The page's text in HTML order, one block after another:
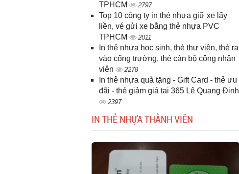
TPHCM
2797
Top 10 công ty in thẻ nhựa giữ xe lấy
liền, vé gửi xe bằng thẻ nhựa PVC
TPHCM
2011
In thẻ nhựa học sinh, thẻ thư viện, thẻ ra
vào cổng trường, thẻ cán bộ công nhân
viên
2278
In thẻ nhựa quà tặng - Gift Card - thẻ ưu
đãi - thẻ giảm giá tại 365 Lê Quang Định
2397
IN THẺ NHỰA THÀNH VIÊN